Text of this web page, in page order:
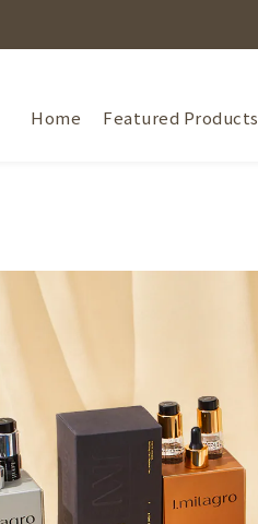
Home Featured Products